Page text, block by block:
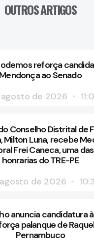
OUTROS ARTIGOS
reforça
Mendonça ao Senado
de 2026
Conselho Distrital de
Milton Luna, recebe
Frei Caneca, uma
honrarias do TRE-PE
de 2026
anuncia candidatura
palanque de
Pernambuco